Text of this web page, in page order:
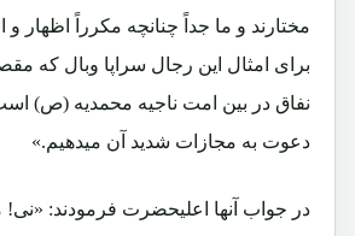
مختارند و ما جداً چنانچه مکرراً اظهار و
برای امثال این رجال سراپا وبال که
نفاق در بین امت ناجیه محمدیه (ص)
دعوت به مجازات شدید آن میدهیم.»
در جواب آنها اعلیحضرت فرمودند: